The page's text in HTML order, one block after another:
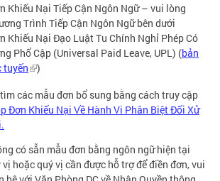
Khiếu Nại Tiếp Cận Ngôn Ngữ – vui lòng
Trình Tiếp Cận Ngôn Ngữ bên dưới
Khiếu Nại Đạo Luật Tu Chính Nghỉ Phép Có
Phổ Cập (Universal Paid Leave, UPL) (bản
tuyến )
các mẫu đơn bổ sung bằng cách truy cập
Đơn Khiếu Nại Về Hành Vi Phân Biệt Đối Xử
có sẵn mẫu đơn bằng ngôn ngữ hiện tại
vị hoặc quý vị cần được hỗ trợ để điền đơn, vui